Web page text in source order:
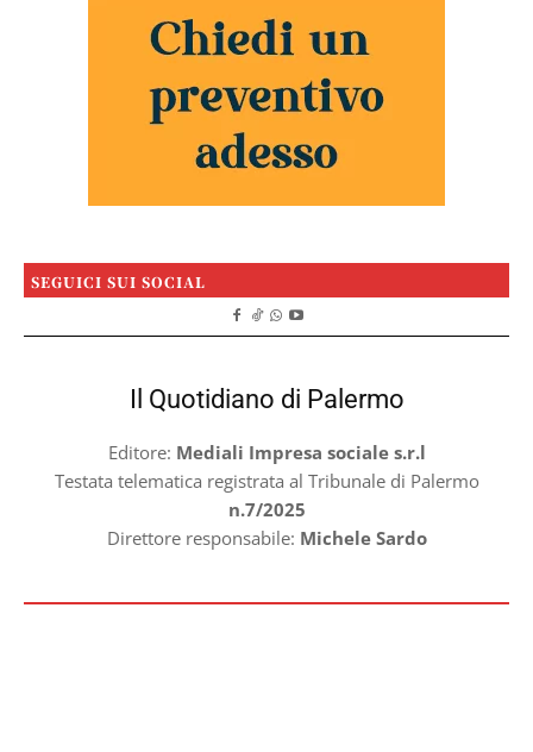
SEGUICI SUI SOCIAL
Il Quotidiano di Palermo
Editore: Mediali Impresa sociale s.r.l
Testata telematica registrata al Tribunale di Palermo
n.7/2025
Direttore responsabile: Michele Sardo